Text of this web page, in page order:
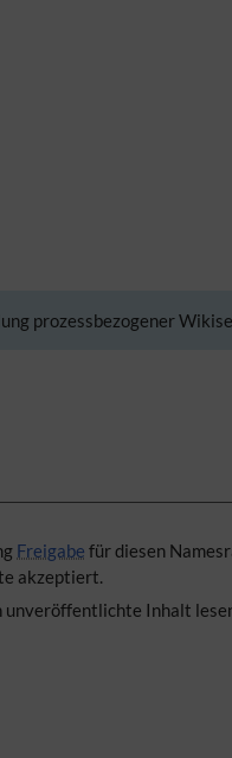
prozessbezogener
Freigabe für diesen
akzeptiert.
Inhalt